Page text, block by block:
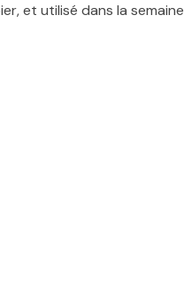
et utilisé dans la semaine